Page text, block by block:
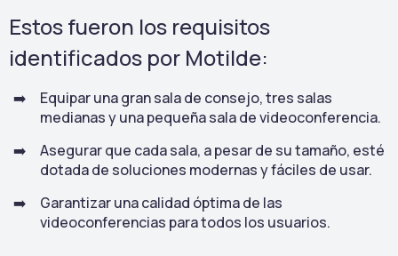
Estos fueron los requisitos
identificados por Motilde:
Equipar una gran sala de consejo, tres salas
medianas y una pequeña sala de videoconferencia.
Asegurar que cada sala, a pesar de su tamaño, esté
dotada de soluciones modernas y fáciles de usar.
Garantizar una calidad óptima de las
videoconferencias para todos los usuarios.